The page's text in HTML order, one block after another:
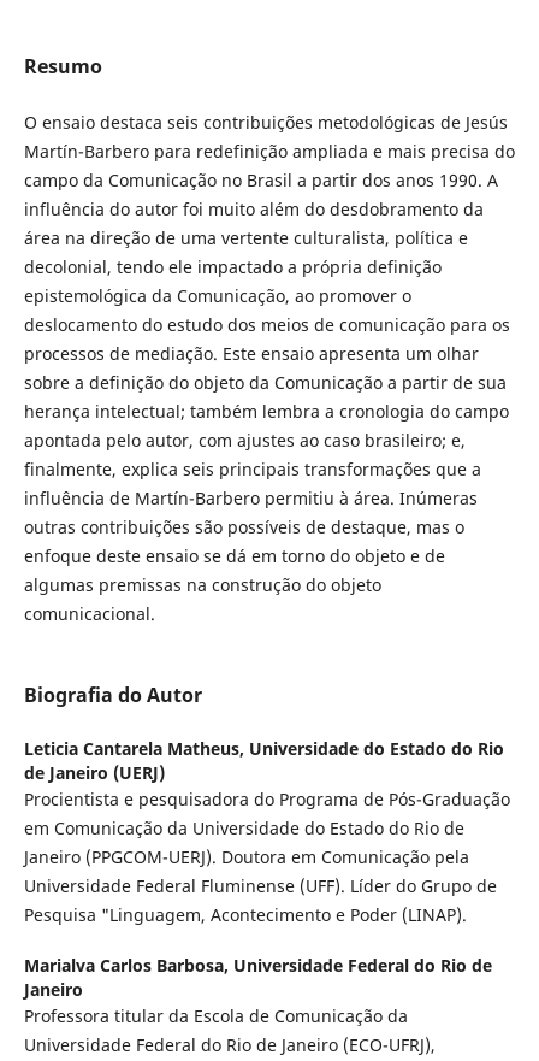
Resumo
O ensaio destaca seis contribuições metodológicas de Jesús
Martín-Barbero para redefinição ampliada e mais precisa do
campo da Comunicação no Brasil a partir dos anos 1990. A
influência do autor foi muito além do desdobramento da
área na direção de uma vertente culturalista, política e
decolonial, tendo ele impactado a própria definição
epistemológica da Comunicação, ao promover o
deslocamento do estudo dos meios de comunicação para os
processos de mediação. Este ensaio apresenta um olhar
sobre a definição do objeto da Comunicação a partir de sua
herança intelectual; também lembra a cronologia do campo
apontada pelo autor, com ajustes ao caso brasileiro; e,
finalmente, explica seis principais transformações que a
influência de Martín-Barbero permitiu à área. Inúmeras
outras contribuições são possíveis de destaque, mas o
enfoque deste ensaio se dá em torno do objeto e de
algumas premissas na construção do objeto
comunicacional.
Biografia do Autor
Leticia Cantarela Matheus, Universidade do Estado do Rio
de Janeiro (UERJ)
Procientista e pesquisadora do Programa de Pós-Graduação
em Comunicação da Universidade do Estado do Rio de
Janeiro (PPGCOM-UERJ). Doutora em Comunicação pela
Universidade Federal Fluminense (UFF). Líder do Grupo de
Pesquisa "Linguagem, Acontecimento e Poder (LINAP).
Marialva Carlos Barbosa, Universidade Federal do Rio de
Janeiro
Professora titular da Escola de Comunicação da
Universidade Federal do Rio de Janeiro (ECO-UFRJ),